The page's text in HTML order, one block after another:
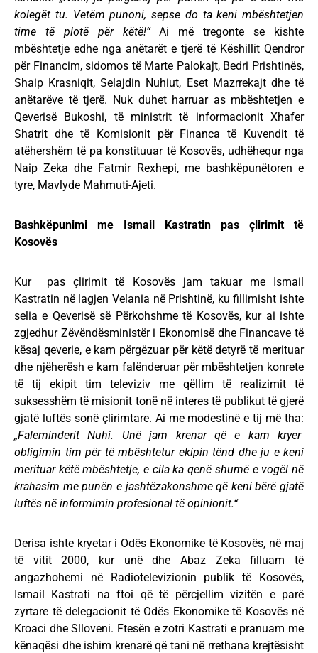
kolegët tu. Vetëm punoni, sepse do ta keni mbështetjen
time të plotë për këtë!“Ai më tregonte se kishte
mbështetje edhe nga anëtarët e tjerë të Këshillit Qendror
për Financim, sidomos të Marte Palokajt, Bedri Prishtinës,
Shaip Krasniqit, Selajdin Nuhiut, Eset Mazrrekajt dhe të
anëtarëve të tjerë. Nuk duhet harruar as mbështetjen e
Qeverisë Bukoshi, të ministrit të informacionit Xhafer
Shatrit dhe të Komisionit për Financa të Kuvendit të
atëhershëm të pa konstituuar të Kosovës, udhëhequr nga
Naip Zeka dhe Fatmir Rexhepi, me bashkëpunëtoren e
tyre, Mavlyde Mahmuti-Ajeti.
Bashkëpunimi me Ismail Kastratin pas çlirimit të
Kosovës
Kur pas çlirimit të Kosovës jam takuar me Ismail
Kastratin në lagjen Velania në Prishtinë, ku fillimisht ishte
selia e Qeverisë së Përkohshme të Kosovës, kur ai ishte
zgjedhur Zëvëndësministër i Ekonomisë dhe Financave të
kësaj qeverie, e kam përgëzuar për këtë detyrë të merituar
dhe njëherësh e kam falënderuar për mbështetjen konrete
të tij ekipit tim televiziv me qëllim të realizimit të
suksesshëm të misionit tonë në interes të publikut të gjerë
gjatë luftës sonë çlirimtare. Ai me modestinë e tij më tha:
„Faleminderit Nuhi. Unë jam krenar që e kam kryer
obligimin tim për të mbështetur ekipin tënd dhe ju e keni
merituar këtë mbështetje, e cila ka qenë shumë e vogël në
krahasim me punën e jashtëzakonshme që keni bërë gjatë
luftës në informimin profesional të opinionit.“
Derisa ishte kryetar i Odës Ekonomike të Kosovës, në maj
të vitit 2000, kur unë dhe Abaz Zeka filluam të
angazhohemi në Radiotelevizionin publik të Kosovës,
Ismail Kastrati na ftoi që të përcjellim vizitën e parë
zyrtare të delegacionit të Odës Ekonomike të Kosovës në
Kroaci dhe Slloveni. Ftesën e zotri Kastrati e pranuam me
kënaqësi dhe ishim krenarë që tani në rrethana krejtësisht